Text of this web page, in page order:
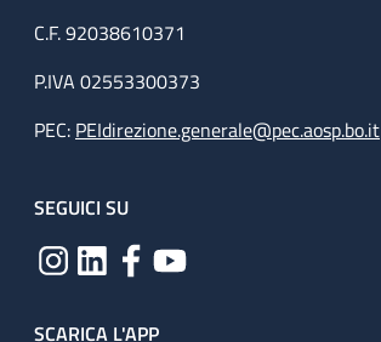
C.F. 92038610371
P.IVA 02553300373
PEC: PEIdirezione.generale@pec.aosp.bo.it
SEGUICI SU
SCARICA L'APP